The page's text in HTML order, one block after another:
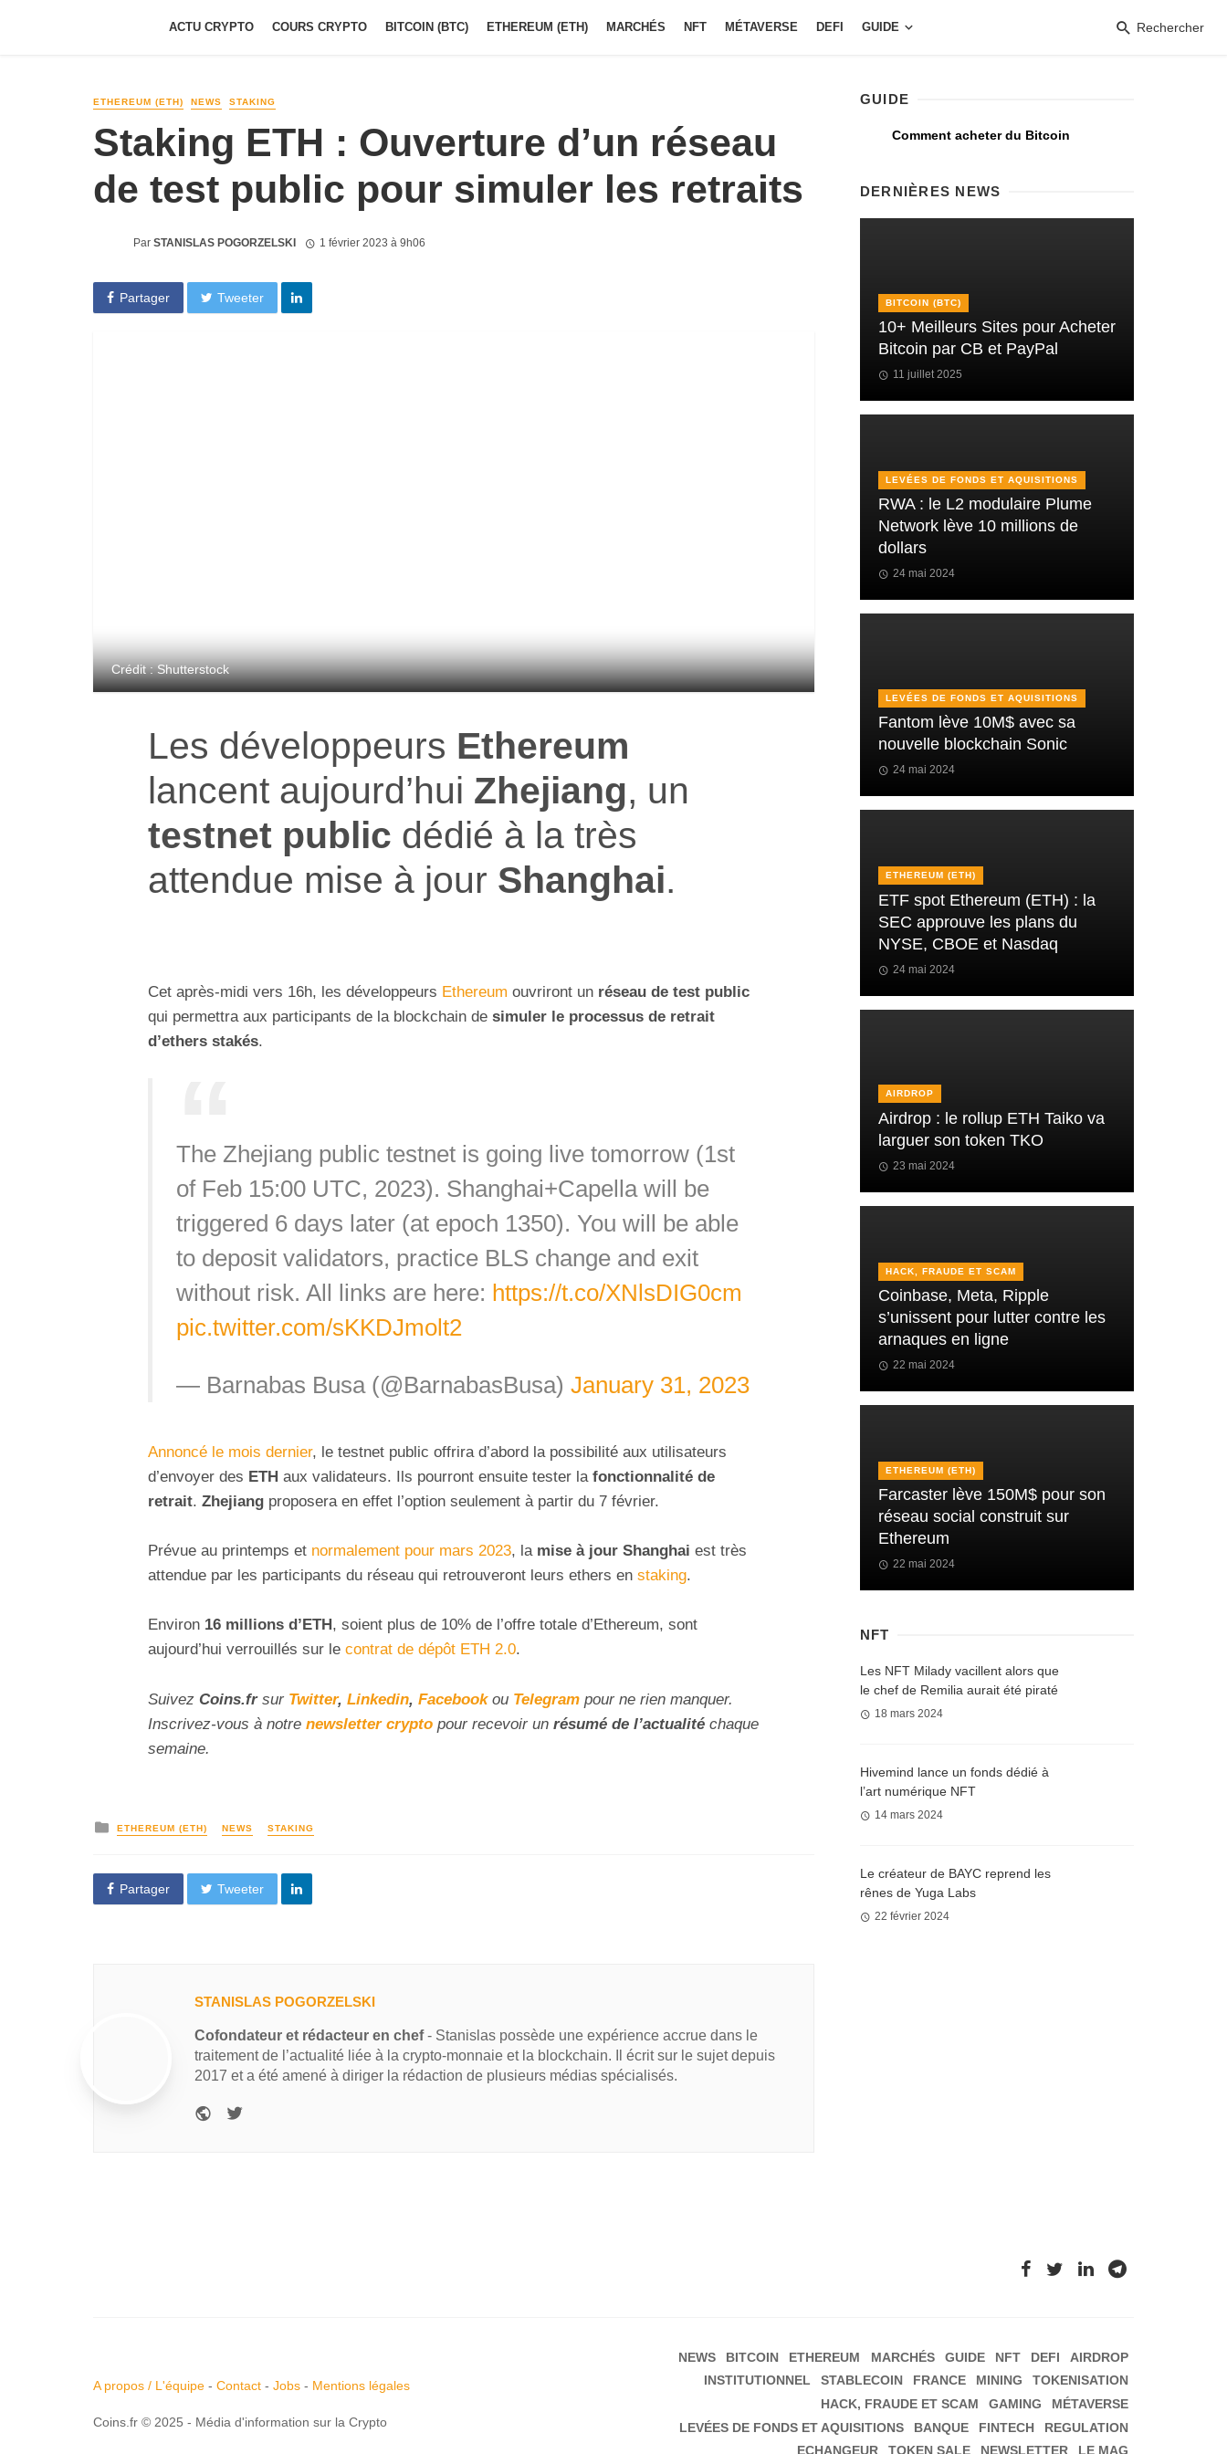
ACTU CRYPTO COURS CRYPTO BITCOIN (BTC) ETHEREUM (ETH) MARCHÉS NFT MÉTAVERSE DEFI GUIDE Rechercher
ETHEREUM (ETH) NEWS STAKING
Staking ETH : Ouverture d’un réseau
de test public pour simuler les retraits
Par STANISLAS POGORZELSKI 1 février 2023 à 9h06
Partager Tweeter
Crédit : Shutterstock
Les développeurs Ethereum
lancent aujourd’hui Zhejiang, un
testnet public dédié à la très
attendue mise à jour Shanghai.
Cet après-midi vers 16h, les développeurs Ethereum ouvriront un réseau de test public
qui permettra aux participants de la blockchain de simuler le processus de retrait
d’ethers stakés.
The Zhejiang public testnet is going live tomorrow (1st
of Feb 15:00 UTC, 2023). Shanghai+Capella will be
triggered 6 days later (at epoch 1350). You will be able
to deposit validators, practice BLS change and exit
without risk. All links are here: https://t.co/XNlsDIG0cm
pic.twitter.com/sKKDJmolt2
— Barnabas Busa (@BarnabasBusa) January 31, 2023
Annoncé le mois dernier, le testnet public offrira d’abord la possibilité aux utilisateurs
d’envoyer des ETH aux validateurs. Ils pourront ensuite tester la fonctionnalité de
retrait. Zhejiang proposera en effet l’option seulement à partir du 7 février.
Prévue au printemps et normalement pour mars 2023, la mise à jour Shanghai est très
attendue par les participants du réseau qui retrouveront leurs ethers en staking.
Environ 16 millions d’ETH , soient plus de 10% de l’offre totale d’Ethereum, sont
aujourd’hui verrouillés sur le contrat de dépôt ETH 2.0.
Suivez Coins.fr sur Twitter, Linkedin, Facebookou Telegram pour ne rien manquer.
Inscrivez-vous à notre newsletter crypto pour recevoir un résumé de l’actualité chaque
semaine.
ETHEREUM (ETH) NEWS STAKING
Partager Tweeter
STANISLAS POGORZELSKI
Cofondateur et rédacteur en chef- Stanislas possède une expérience accrue dans le
traitement de l’actualité liée à la crypto-monnaie et la blockchain. Il écrit sur le sujet depuis
2017 et a été amené à diriger la rédaction de plusieurs médias spécialisés.
GUIDE
Comment acheter du Bitcoin
DERNIÈRES NEWS
BITCOIN (BTC)
10+ Meilleurs Sites pour Acheter
Bitcoin par CB et PayPal
11 juillet 2025
LEVÉES DE FONDS ET AQUISITIONS
RWA : le L2 modulaire Plume
Network lève 10 millions de
dollars
24 mai 2024
LEVÉES DE FONDS ET AQUISITIONS
Fantom lève 10M$ avec sa
nouvelle blockchain Sonic
24 mai 2024
ETHEREUM (ETH)
ETF spot Ethereum (ETH) : la
SEC approuve les plans du
NYSE, CBOE et Nasdaq
24 mai 2024
AIRDROP
Airdrop : le rollup ETH Taiko va
larguer son token TKO
23 mai 2024
HACK, FRAUDE ET SCAM
Coinbase, Meta, Ripple
s’unissent pour lutter contre les
arnaques en ligne
22 mai 2024
ETHEREUM (ETH)
Farcaster lève 150M$ pour son
réseau social construit sur
Ethereum
22 mai 2024
NFT
Les NFT Milady vacillent alors que
le chef de Remilia aurait été piraté
18 mars 2024
Hivemind lance un fonds dédié à
l’art numérique NFT
14 mars 2024
Le créateur de BAYC reprend les
rênes de Yuga Labs
22 février 2024
A propos / L'équipe - Contact - Jobs - Mentions légales
Coins.fr © 2025 - Média d'information sur la Crypto
NEWS BITCOIN ETHEREUM MARCHÉS GUIDE NFT DEFI
AIRDROP
INSTITUTIONNEL
STABLECOIN FRANCE MINING
TOKENISATION
HACK, FRAUDE ET SCAM
GAMING
MÉTAVERSE
LEVÉES DE FONDS ET AQUISITIONS
BANQUE FINTECH
REGULATION
ECHANGEUR
TOKEN SALE NEWSLETTER LE MAG